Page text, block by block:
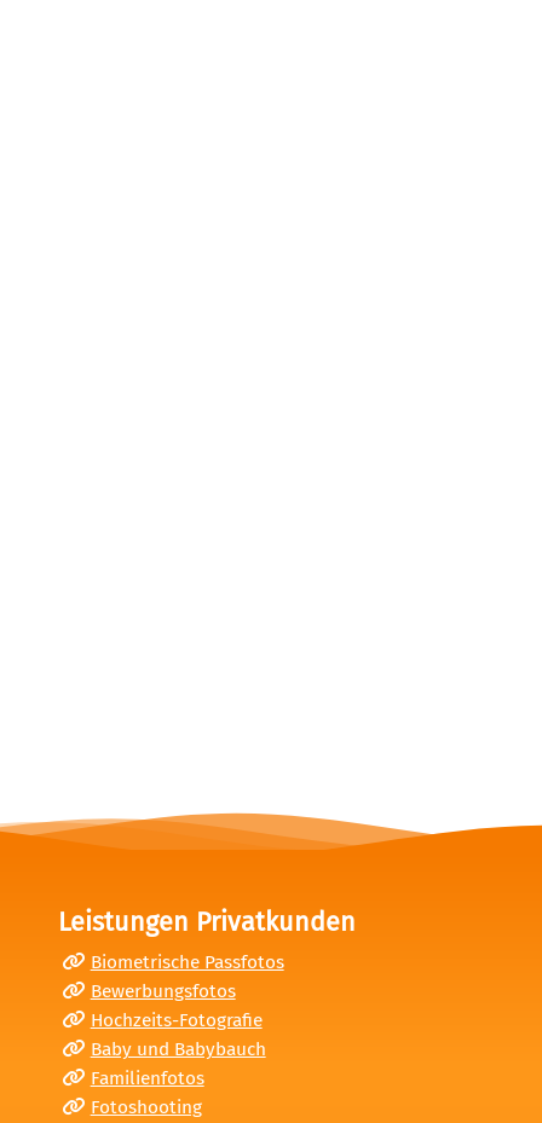
Leistungen Privatkunden
Biometrische Passfotos
Bewerbungsfotos
Hochzeits-Fotografie
Baby und Babybauch
Familienfotos
Fotoshooting